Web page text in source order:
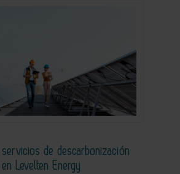
de descarbonización
Levelten Energy